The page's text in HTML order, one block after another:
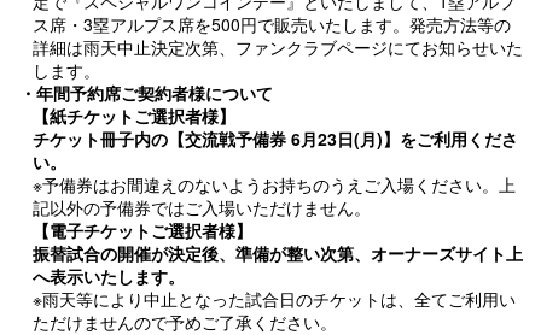
ス席・3塁アルプス席を500円で販売いたします。発売方法等の
詳細は雨天中止決定次第、ファンクラブページにてお知らせいた
します。
・年間予約席ご契約者様について
【紙チケットご選択者様】
チケット冊子内の【交流戦予備券 6月23日(月)】をご利用くださ
い。
※予備券はお間違えのないようお持ちのうえご入場ください。上
記以外の予備券ではご入場いただけません。
【電子チケットご選択者様】
振替試合の開催が決定後、準備が整い次第、オーナーズサイト上
へ表示いたします。
※雨天等により中止となった試合日のチケットは、全てご利用い
ただけませんので予めご了承ください。